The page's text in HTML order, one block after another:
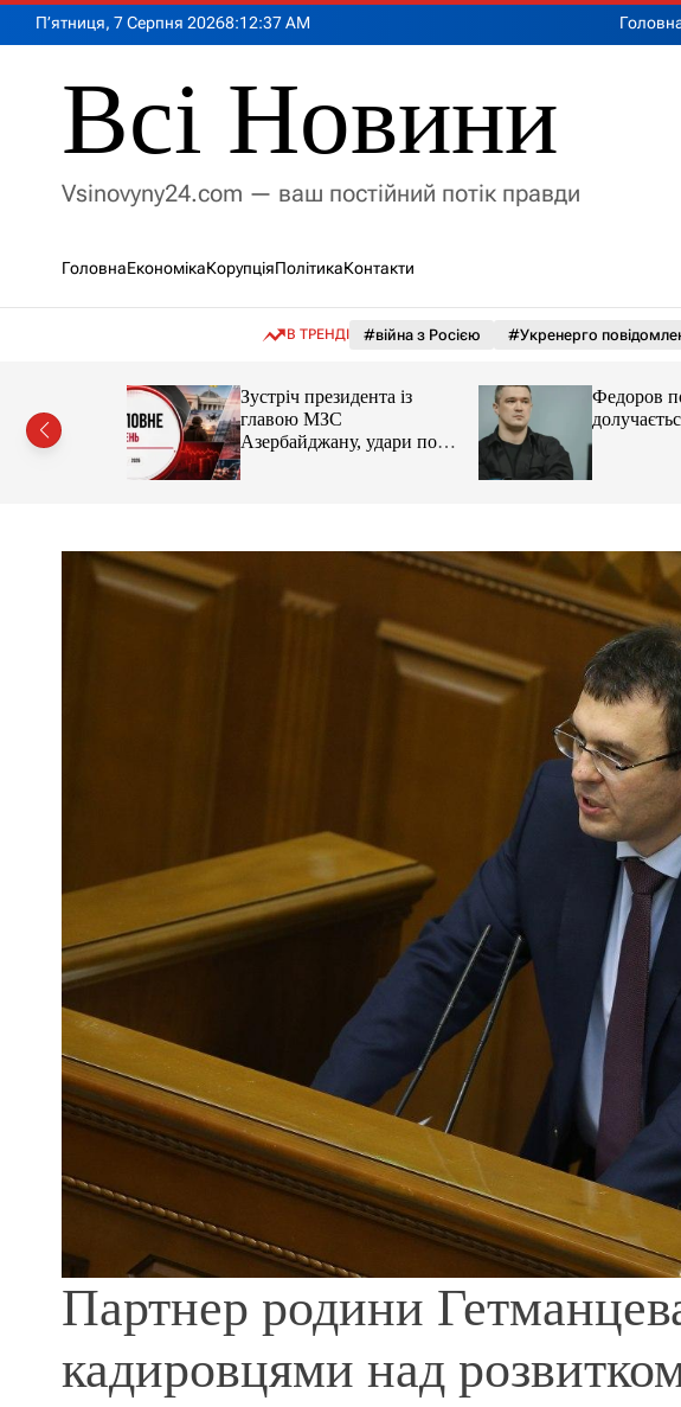
П’ятниця, 7 Серпня 20268:12:39AM
Всі Новини
Vsinovyny24.com — ваш постійний потік правди
ГоловнаЕкономікаКорупціяПолітикаКонтакти
В ТРЕНДІ #війна з Росією #Укренерго
на
Зустріч президента із
главою МЗС
Азербайджану, удари по
Україні. Головне за 6
серпня 2026
Федоров
долучається
Партнер родини
кадировцями над